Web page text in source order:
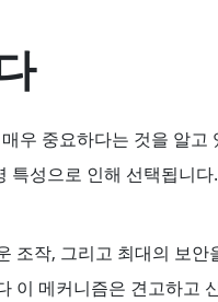
우 중요하다는 것을 알
성으로 인해 선택됩니
조작, 그리고 최대의 보
이 메커니즘은 견고하